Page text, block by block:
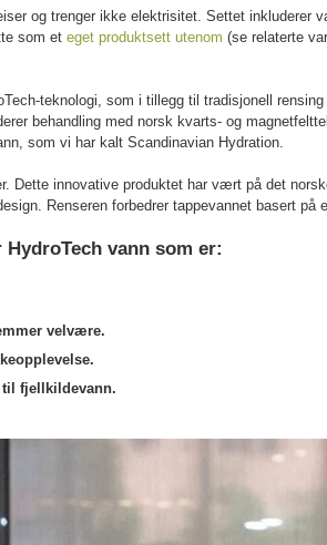
og trenger ikke elektrisitet. Settet inkluderer
som et eget produktsett utenom (se relaterte
teknologi, som i tillegg til tradisjonell
behandling med norsk kvarts- og
som vi har kalt Scandinavian Hydration.
Dette innovative produktet har vært på det
Renseren forbedrer tappevannet basert på
vann som er:
velvære.
til fjellkildevann.